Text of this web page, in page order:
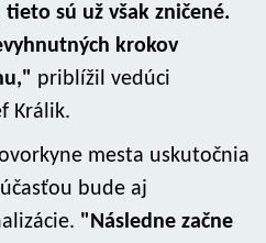
sú už však zničené.
krokov
priblížil vedúci
Králik.
mesta uskutočnia
bude aj
"Následne začne